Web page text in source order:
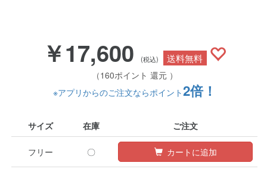
￥17,600 (税込) 送料無料
（160ポイント 還元 ）
※アプリからのご注文ならポイント2倍！
サイズ 在庫 ご注文
フリー 〇 カートに追加